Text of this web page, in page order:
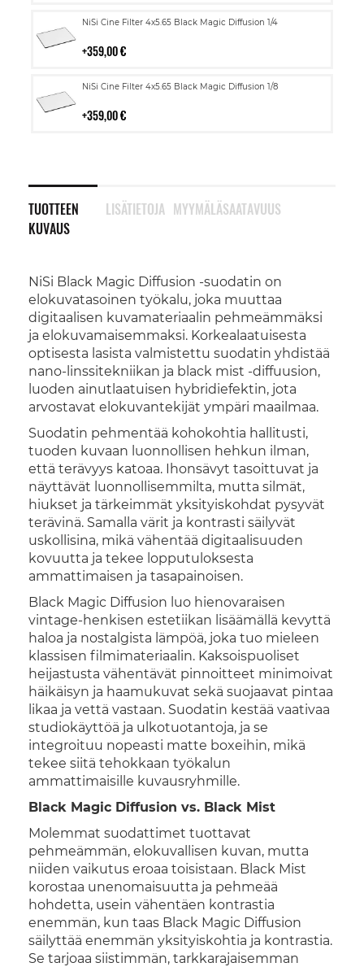
NiSi Cine Filter 4x5.65 Black Magic Diffusion 1/4
359,00 €
Lisää
NiSi Cine Filter 4x5.65 Black Magic Diffusion 1/8
359,00 €
Lisää
TUOTTEEN
KUVAUS
NiSi Black Magic Diffusion -suodatin on
elokuvatasoinen työkalu, joka muuttaa
digitaalisen kuvamateriaalin pehmeämmäksi
ja elokuvamaisemmaksi. Korkealaatuisesta
optisesta lasista valmistettu suodatin yhdistää
nano-linssitekniikan ja black mist -diffuusion,
luoden ainutlaatuisen hybridiefektin, jota
arvostavat elokuvantekijät ympäri maailmaa.
Suodatin pehmentää kohokohtia hallitusti,
tuoden kuvaan luonnollisen hehkun ilman,
että terävyys katoaa. Ihonsävyt tasoittuvat ja
näyttävät luonnollisemmilta, mutta silmät,
hiukset ja tärkeimmät yksityiskohdat pysyvät
terävinä. Samalla värit ja kontrasti säilyvät
uskollisina, mikä vähentää digitaalisuuden
kovuutta ja tekee lopputuloksesta
ammattimaisen ja tasapainoisen.
Black Magic Diffusion luo hienovaraisen
vintage-henkisen estetiikan lisäämällä kevyttä
haloa ja nostalgista lämpöä, joka tuo mieleen
klassisen filmimateriaalin. Kaksoispuoliset
heijastusta vähentävät pinnoitteet minimoivat
häikäisyn ja haamukuvat sekä suojaavat pintaa
likaa ja vettä vastaan. Suodatin kestää vaativaa
studiokäyttöä ja ulkotuotantoja, ja se
integroituu nopeasti matte boxeihin, mikä
tekee siitä tehokkaan työkalun
ammattimaisille kuvausryhmille.
Black Magic Diffusion vs. Black Mist
Molemmat suodattimet tuottavat
pehmeämmän, elokuvallisen kuvan, mutta
niiden vaikutus eroaa toisistaan. Black Mist
korostaa unenomaisuutta ja pehmeää
hohdetta, usein vähentäen kontrastia
enemmän, kun taas Black Magic Diffusion
säilyttää enemmän yksityiskohtia ja kontrastia.
Se tarjoaa siistimmän, tarkkarajaisemman
LISÄTIETOJA MYYMÄLÄSAATAVUUS